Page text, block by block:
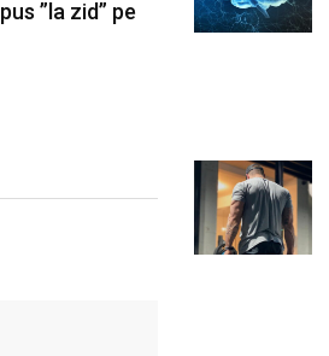
”la zid” pe